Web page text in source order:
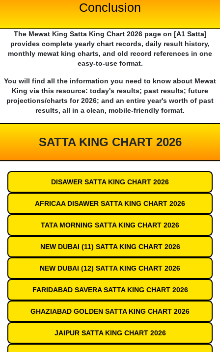
Conclusion
The Mewat King Satta King Chart 2026 page on [A1 Satta]
provides complete yearly chart records, daily result history,
monthly mewat king charts, and old record references in one
easy-to-use format.
You will find all the information you need to know about Mewat
King via this resource: today's results; past results; future
projections/charts for 2026; and an entire year's worth of past
results, all in a clean, mobile-friendly format.
SATTA KING CHART 2026
DISAWER SATTA KING CHART 2026
AFRICAA DISAWER SATTA KING CHART 2026
TATA MORNING SATTA KING CHART 2026
NEW DUBAI (11) SATTA KING CHART 2026
NEW DUBAI (12) SATTA KING CHART 2026
FARIDABAD SAVERA SATTA KING CHART 2026
GHAZIABAD GOLDEN SATTA KING CHART 2026
JAIPUR SATTA KING CHART 2026